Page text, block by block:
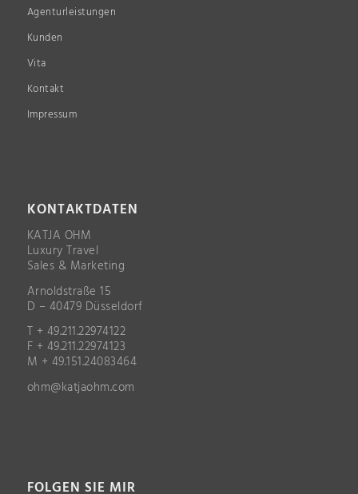
Agenturleistungen
Kunden
Vita
Kontakt
Impressum
KONTAKTDATEN
KATJA OHM
Luxury Travel
Sales & Marketing
Arnoldstraße 15
D – 40479 Düsseldorf
T + 49.211.22974122
F + 49.211.22974123
M + 49.151.24083464
ohm@katjaohm.com
FOLGEN SIE MIR